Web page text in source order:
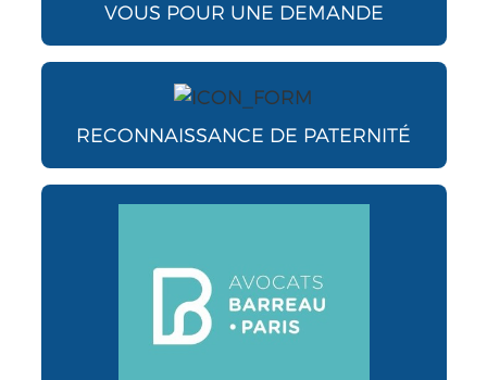
VOUS POUR UNE DEMANDE
RECONNAISSANCE DE PATERNITÉ